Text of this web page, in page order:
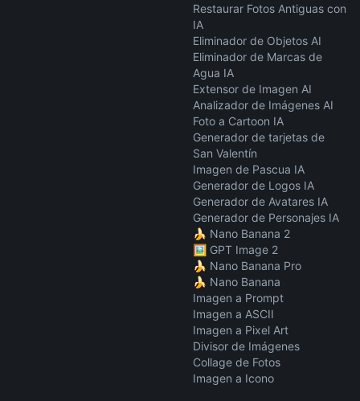
Restaurar Fotos Antiguas con
IA
Eliminador de Objetos AI
Eliminador de Marcas de
Agua IA
Extensor de Imagen AI
Analizador de Imágenes AI
Foto a Cartoon IA
Generador de tarjetas de
San Valentín
Imagen de Pascua IA
Generador de Logos IA
Generador de Avatares IA
Generador de Personajes IA
🍌 Nano Banana 2
🖼️ GPT Image 2
🍌 Nano Banana Pro
🍌 Nano Banana
Imagen a Prompt
Imagen a ASCII
Imagen a Pixel Art
Divisor de Imágenes
Collage de Fotos
Imagen a Icono